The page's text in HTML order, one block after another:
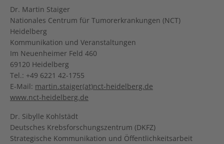
Dr. Martin Staiger
Nationales Centrum für Tumorerkrankungen (NCT)
Heidelberg
Kommunikation und Veranstaltungen
Im Neuenheimer Feld 460
69120 Heidelberg
Tel.: +49 6221 42-1755
E-Mail: martin.staiger(at)nct-heidelberg.de
www.nct-heidelberg.de
Dr. Sibylle Kohlstädt
Deutsches Krebsforschungszentrum (DKFZ)
Strategische Kommunikation und Öffentlichkeitsarbeit